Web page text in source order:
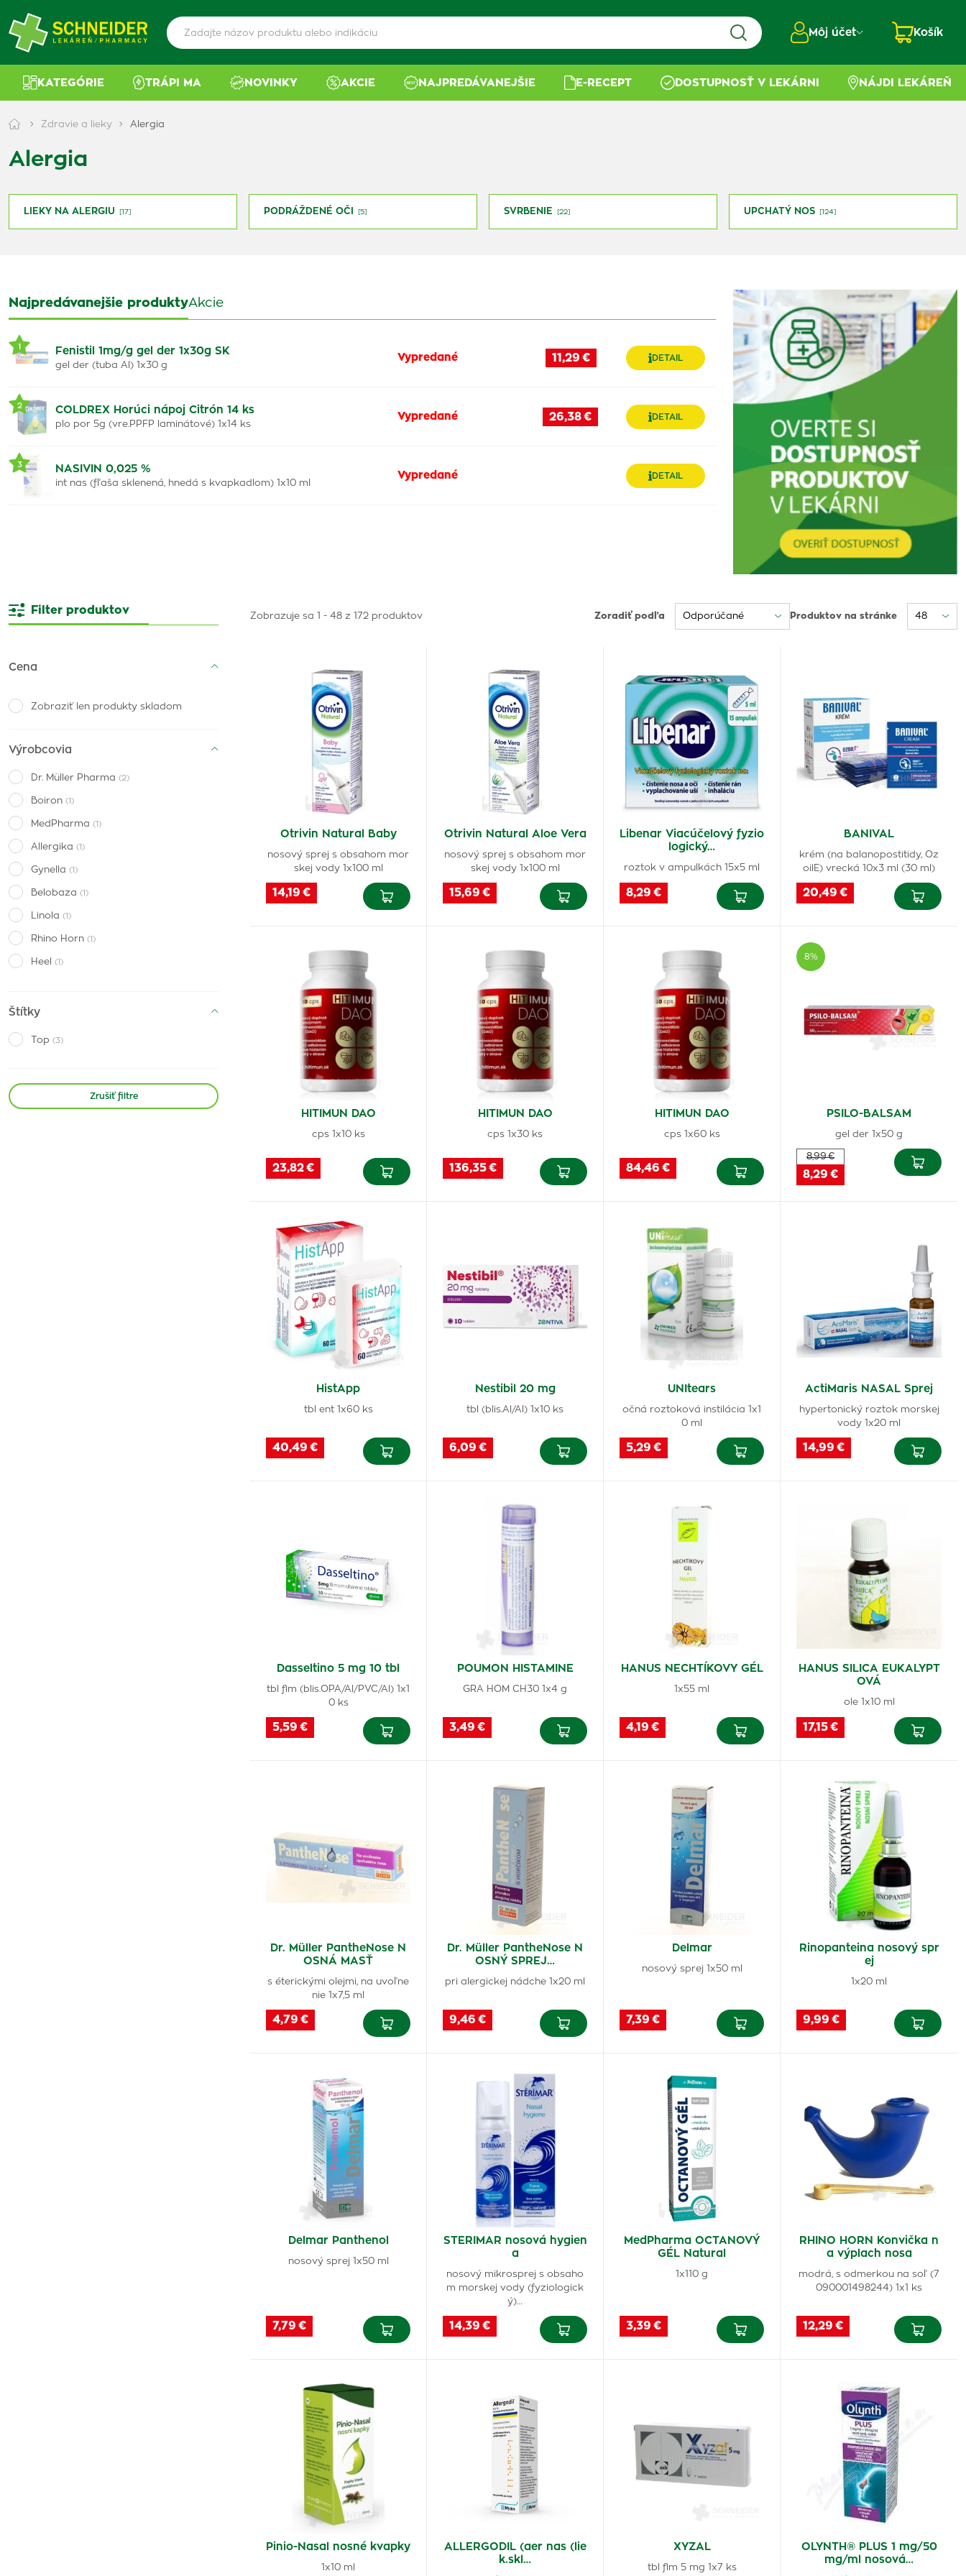
Môj účet Košík
KATEGÓRIE TRÁPI MA NOVINKY AKCIE NAJPREDÁVANEJŠIE E-RECEPT DOSTUPNOSŤ V LEKÁRNI NÁJDI LEKÁREŇ
Zdravie a lieky Alergia
Alergia
LIEKY NA ALERGIU [17] PODRÁŽDENÉ OČI [5] SVRBENIE [22] UPCHATÝ NOS [124]
Najpredávanejšie produktyAkcie
1 Fenistil 1mg/g gel der 1x30g SK
gel der (tuba Al) 1x30 g
Vypredané 11,29 € DETAIL
2 COLDREX Horúci nápoj Citrón 14 ks
plo por 5g (vre.PPFP laminátové) 1x14 ks
Vypredané 26,38 € DETAIL
3 NASIVIN 0,025 %
int nas (fľaša sklenená, hnedá s kvapkadlom) 1x10 ml
Vypredané DETAIL
Filter produktov
Cena
Zobraziť len produkty skladom
Výrobcovia
Dr. Müller Pharma (2)
Boiron (1)
MedPharma (1)
Allergika (1)
Gynella (1)
Belobaza (1)
Linola (1)
Rhino Horn (1)
Heel (1)
Ozonidy
Štítky
Top (3)
Zrušiť filtre
Zobrazuje sa 1 - 48 z 172 produktov Zoradiť podľa Produktov na stránke
Otrivin Natural Baby
nosový sprej s obsahom mor
skej vody 1x100 ml
14,19 €
Otrivin Natural Aloe Vera
nosový sprej s obsahom mor
skej vody 1x100 ml
15,69 €
Libenar Viacúčelový fyzio
logický…
roztok v ampulkách 15x5 ml
8,29 €
BANIVAL
krém (na balanopostitidy, Oz
oilE) vrecká 10x3 ml (30 ml)
20,49 €
HITIMUN DAO
cps 1x10 ks
23,82 €
HITIMUN DAO
cps 1x30 ks
136,35 €
HITIMUN DAO
cps 1x60 ks
84,46 €
8%
PSILO-BALSAM
gel der 1x50 g
8,99 €
8,29 €
HistApp
tbl ent 1x60 ks
40,49 €
Nestibil 20 mg
tbl (blis.Al/Al) 1x10 ks
6,09 €
UNItears
očná roztoková instilácia 1x1
0 ml
5,29 €
ActiMaris NASAL Sprej
hypertonický roztok morskej
vody 1x20 ml
14,99 €
Dasseltino 5 mg 10 tbl
tbl flm (blis.OPA/Al/PVC/Al) 1x1
0 ks
5,59 €
POUMON HISTAMINE
GRA HOM CH30 1x4 g
3,49 €
HANUS NECHTÍKOVY GÉL
1x55 ml
4,19 €
HANUS SILICA EUKALYPT
OVÁ
ole 1x10 ml
17,15 €
Dr. Müller PantheNose N
OSNÁ MASŤ
s éterickými olejmi, na uvoľne
nie 1x7,5 ml
4,79 €
Dr. Müller PantheNose N
OSNÝ SPREJ…
pri alergickej nádche 1x20 ml
9,46 €
Delmar
nosový sprej 1x50 ml
7,39 €
Rinopanteina nosový spr
ej
1x20 ml
9,99 €
Delmar Panthenol
nosový sprej 1x50 ml
7,79 €
STERIMAR nosová hygien
a
nosový mikrosprej s obsaho
m morskej vody (fyziologick
ý)…
14,39 €
MedPharma OCTANOVÝ
GÉL Natural
1x110 g
3,39 €
RHINO HORN Konvička n
a výplach nosa
modrá, s odmerkou na soľ (7
090001498244) 1x1 ks
12,29 €
Pinio-Nasal nosné kvapky
1x10 ml
ALLERGODIL (aer nas (lie
k.skl…
XYZAL
tbl flm 5 mg 1x7 ks
OLYNTH® PLUS 1 mg/50
mg/ml nosová…